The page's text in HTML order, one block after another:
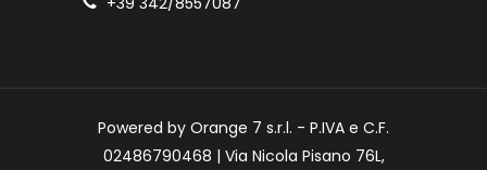
Powered by Orange 7 s.r.l. - P.IVA e C.F.
02486790468 | Via Nicola Pisano 76L,